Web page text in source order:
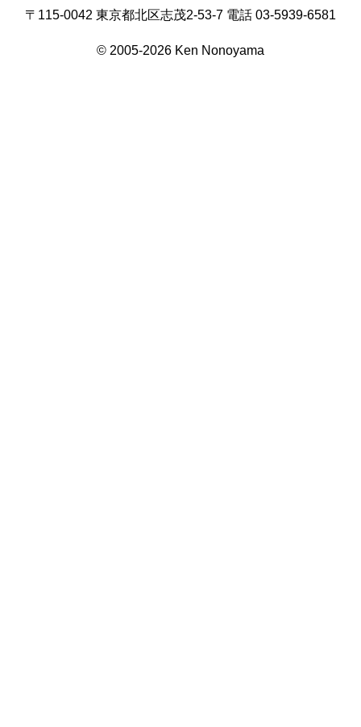
〒115-0042 東京都北区志茂2-53-7 電話 03-5939-6581
© 2005-2026 Ken Nonoyama